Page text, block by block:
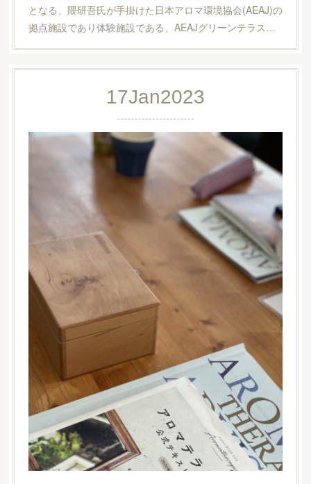
となる、隈研吾氏が手掛けた日本アロマ環境協会(AEAJ)の
拠点施設であり体験施設である、AEAJグリーンテラス…
17Jan2023